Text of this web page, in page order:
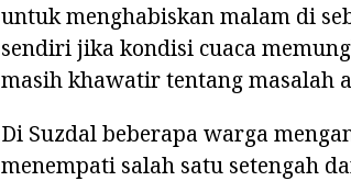
untuk menghabiskan malam di
sendiri jika kondisi cuaca
masih khawatir tentang masalah
Di Suzdal beberapa warga
menempati salah satu setengah